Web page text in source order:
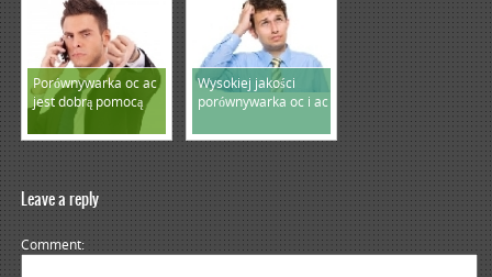
Porównywarka oc ac
jest dobrą pomocą
Wysokiej jakości
porównywarka oc i ac
Leave a reply
Comment